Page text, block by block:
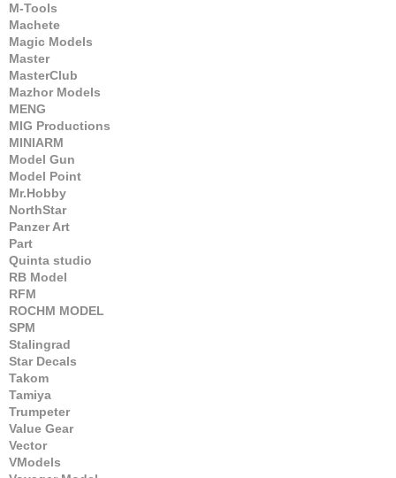
M-Tools
Machete
Magic Models
Master
MasterClub
Mazhor Models
MENG
MIG Productions
MINIARM
Model Gun
Model Point
Mr.Hobby
NorthStar
Panzer Art
Part
Quinta studio
RB Model
RFM
ROCHM MODEL
SPM
Stalingrad
Star Decals
Takom
Tamiya
Trumpeter
Value Gear
Vector
VModels